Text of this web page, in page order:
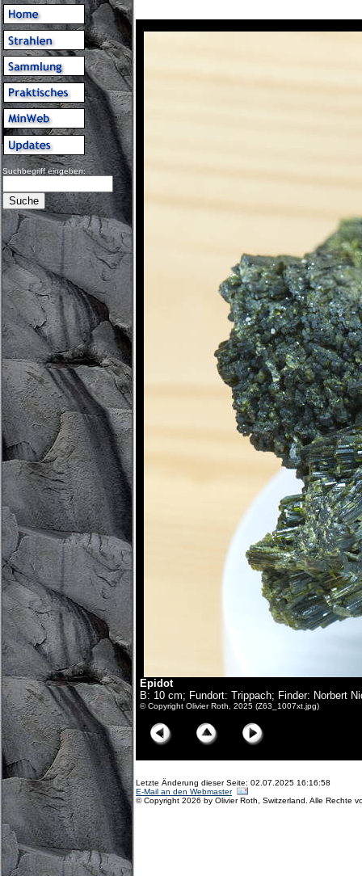
Suchbegriff eingeben:
Epidot
B: 10 cm; Fundort: Trippach; Finder: Norbert
© Copyright Olivier Roth, 2025 (Z63_1007xt.jpg)
Letzte Änderung dieser Seite: 02.07.2025 16:16:58
E-Mail an den Webmaster
© Copyright 2026 by Olivier Roth, Switzerland. Alle Rechte